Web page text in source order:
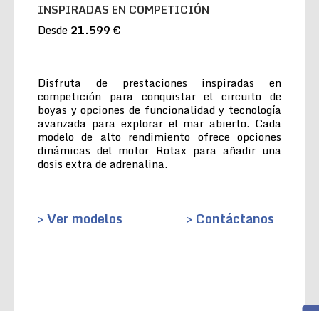
INSPIRADAS EN COMPETICIÓN
Desde 21.599 €
Disfruta de prestaciones inspiradas en
competición para conquistar el circuito de
boyas y opciones de funcionalidad y tecnología
avanzada para explorar el mar abierto. Cada
modelo de alto rendimiento ofrece opciones
dinámicas del motor Rotax para añadir una
dosis extra de adrenalina.
> Ver modelos > Contáctanos